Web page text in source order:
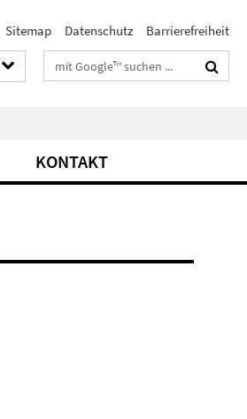
Sitemap Datenschutz Barrierefreiheit
Suchbegriffe
KONTAKT